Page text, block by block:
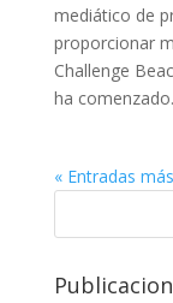
mediático de
proporcionar
Challenge
ha
« Entradas